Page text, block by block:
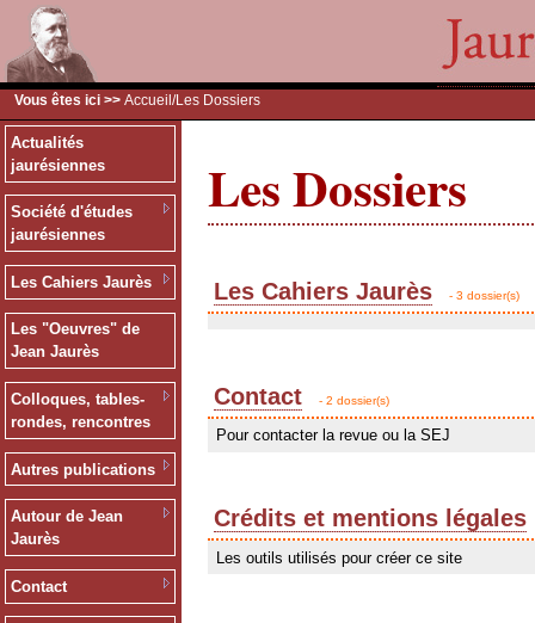
Vous êtes ici >> Accueil /Les Dossiers
Actualités
jaurésiennes
Société d'études
jaurésiennes
Les Cahiers Jaurès
Les "Oeuvres" de
Jean Jaurès
Colloques, tables-
rondes, rencontres
Autres publications
Autour de Jean
Jaurès
Contact
Les Dossiers
Les Cahiers Jaurès - 3 dossier(s)
Contact - 2 dossier(s)
Pour contacter la revue ou la SEJ
Crédits et mentions légales
Les outils utilisés pour créer ce site